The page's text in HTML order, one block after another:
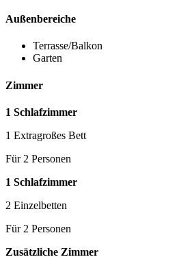
Außenbereiche
Terrasse/Balkon
Garten
Zimmer
1 Schlafzimmer
1 Extragroßes Bett
Für 2 Personen
1 Schlafzimmer
2 Einzelbetten
Für 2 Personen
Zusätzliche Zimmer